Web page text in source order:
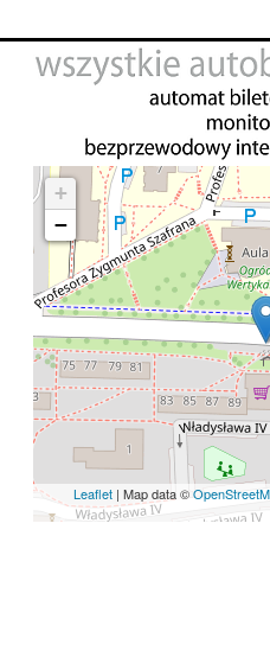
+
−
Leaflet | Map data ©